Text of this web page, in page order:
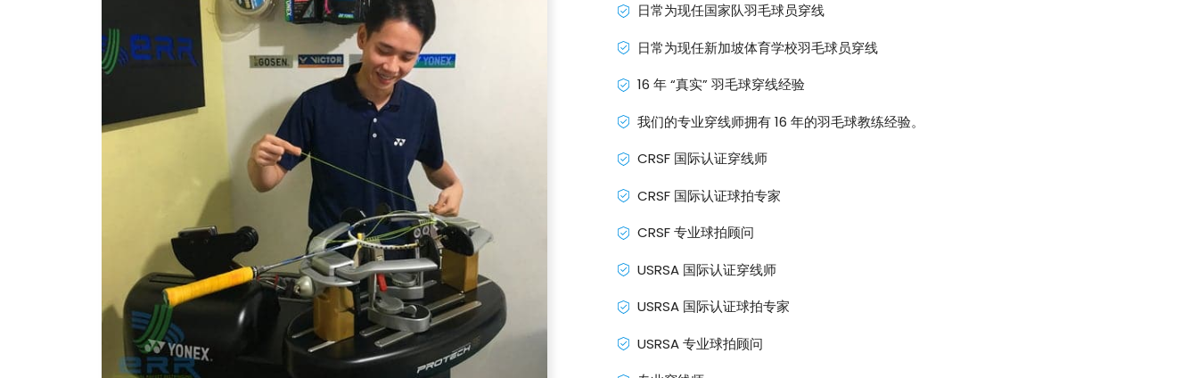
日常为现任国家队羽毛球员穿线
日常为现任新加坡体育学校羽毛球员穿线
16 年 “真实” 羽毛球穿线经验
我们的专业穿线师拥有 16 年的羽毛球教练经验。
CRSF 国际认证穿线师
CRSF 国际认证球拍专家
CRSF 专业球拍顾问
USRSA 国际认证穿线师
USRSA 国际认证球拍专家
USRSA 专业球拍顾问